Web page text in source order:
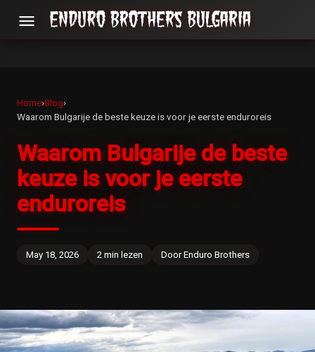
menu
Home›Blog›
Waarom Bulgarije de beste keuze is voor je eerste enduroreis
Waarom Bulgarije de beste
keuze is voor je eerste
enduroreis
May 18, 2026 2 min lezen Door Enduro Brothers